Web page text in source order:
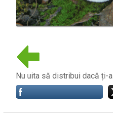
Nu uita să distribui dacă ți-